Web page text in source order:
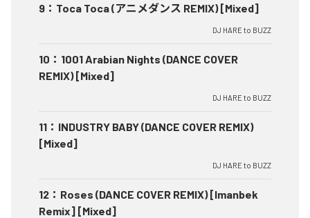
9 ： Toca Toca (アニメダンス REMIX) [Mixed]
DJ HARE to BUZZ
10 ： 1001 Arabian Nights (DANCE COVER
REMIX) [Mixed]
DJ HARE to BUZZ
11 ： INDUSTRY BABY (DANCE COVER REMIX)
[Mixed]
DJ HARE to BUZZ
12 ： Roses (DANCE COVER REMIX) [Imanbek
Remix] [Mixed]